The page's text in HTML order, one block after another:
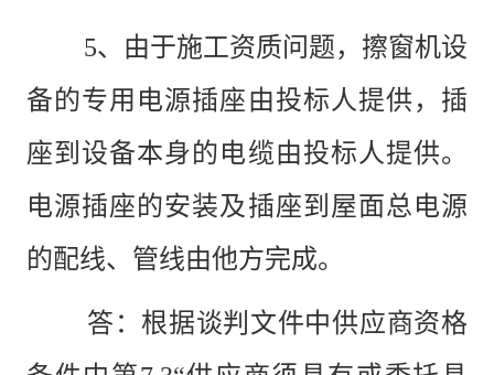
5、由于施工资质问题，擦窗机设
备的专用电源插座由投标人提供，插
座到设备本身的电缆由投标人提供。
电源插座的安装及插座到屋面总电源
的配线、管线由他方完成。
答：根据谈判文件中供应商资格